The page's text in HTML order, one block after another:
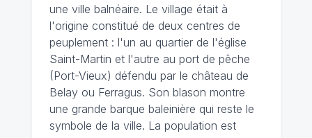
une ville balnéaire. Le village était à
l'origine constitué de deux centres de
peuplement : l'un au quartier de l'église
Saint-Martin et l'autre au port de pêche
(Port-Vieux) défendu par le château de
Belay ou Ferragus. Son blason montre
une grande barque baleinière qui reste le
symbole de la ville. La population est